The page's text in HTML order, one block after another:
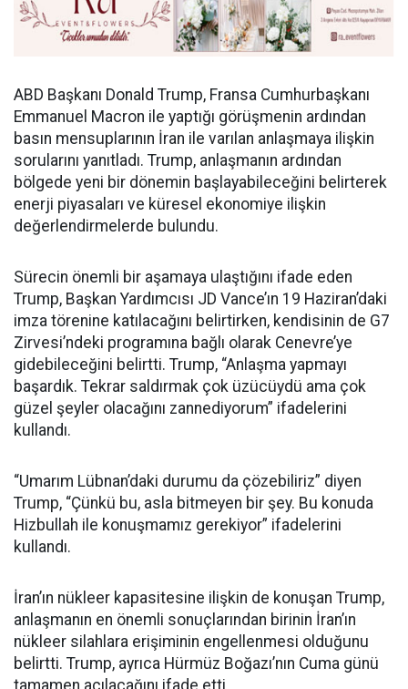
ABD Başkanı Donald Trump, Fransa Cumhurbaşkanı
Emmanuel Macron ile yaptığı görüşmenin ardından
basın mensuplarının İran ile varılan anlaşmaya ilişkin
sorularını yanıtladı. Trump, anlaşmanın ardından
bölgede yeni bir dönemin başlayabileceğini belirterek
enerji piyasaları ve küresel ekonomiye ilişkin
değerlendirmelerde bulundu.
Sürecin önemli bir aşamaya ulaştığını ifade eden
Trump, Başkan Yardımcısı JD Vance’ın 19 Haziran’daki
imza törenine katılacağını belirtirken, kendisinin de G7
Zirvesi’ndeki programına bağlı olarak Cenevre’ye
gidebileceğini belirtti. Trump, “Anlaşma yapmayı
başardık. Tekrar saldırmak çok üzücüydü ama çok
güzel şeyler olacağını zannediyorum” ifadelerini
kullandı.
“Umarım Lübnan’daki durumu da çözebiliriz” diyen
Trump, “Çünkü bu, asla bitmeyen bir şey. Bu konuda
Hizbullah ile konuşmamız gerekiyor” ifadelerini
kullandı.
İran’ın nükleer kapasitesine ilişkin de konuşan Trump,
anlaşmanın en önemli sonuçlarından birinin İran’ın
nükleer silahlara erişiminin engellenmesi olduğunu
belirtti. Trump, ayrıca Hürmüz Boğazı’nın Cuma günü